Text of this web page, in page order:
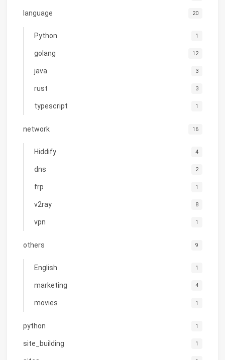
language 20
Python 1
golang 12
java 3
rust 3
typescript 1
network 16
Hiddify 4
dns 2
frp 1
v2ray 8
vpn 1
others 9
English 1
marketing 4
movies 1
python 1
site_building 1